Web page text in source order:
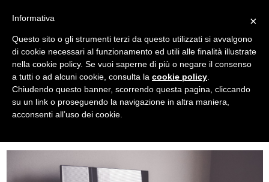
Torna indietro
Organizzati in ufficio
×
Informativa
Questo sito o gli strumenti terzi da questo utilizzati si avvalgono
di cookie necessari al funzionamento ed utili alle finalità illustrate
nella cookie policy. Se vuoi saperne di più o negare il consenso
a tutti o ad alcuni cookie, consulta la cookie policy.
Chiudendo questo banner, scorrendo questa pagina, cliccando
su un link o proseguendo la navigazione in altra maniera,
acconsenti all’uso dei cookie.